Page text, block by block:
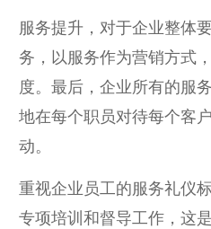
服务提升，对于企业整体
务，以服务作为营销方式
度。最后，企业所有的服
地在每个职员对待每个客
动。
重视企业员工的服务礼仪
专项培训和督导工作，这